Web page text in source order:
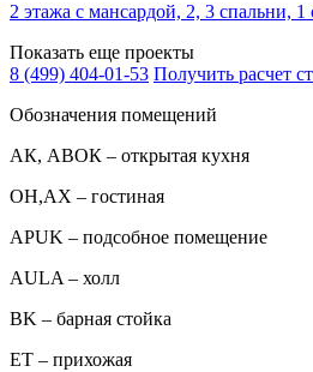
2 этажа с мансардой, 2, 3 спальни, 1
Показать еще проекты
8 (499) 404-01-53 Получить расчет
Обозначения помещений
АК, АВОК – открытая кухня
ОН,AX – гостиная
APUK – подсобное помещение
AULA – холл
BK – барная стойка
ET – прихожая